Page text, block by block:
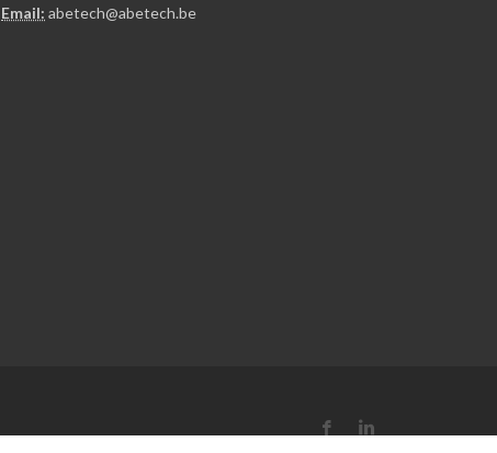
Email: abetech@abetech.be